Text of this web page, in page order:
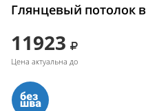
Глянцевый потолок в
11923
Цена актуальна до